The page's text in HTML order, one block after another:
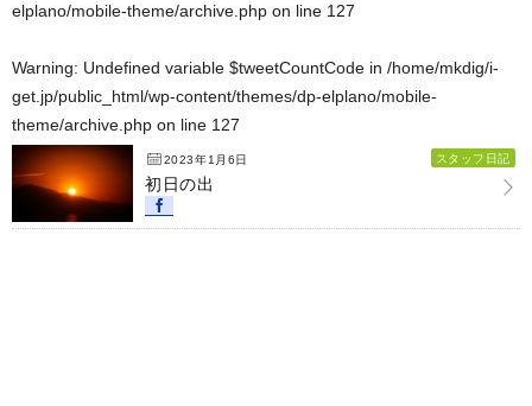
elplano/mobile-theme/archive.php on line 127
Warning: Undefined variable $tweetCountCode in /home/mkdig/i-
get.jp/public_html/wp-content/themes/dp-elplano/mobile-
theme/archive.php on line 127
2023年1月6日 スタッフ日記
初日の出